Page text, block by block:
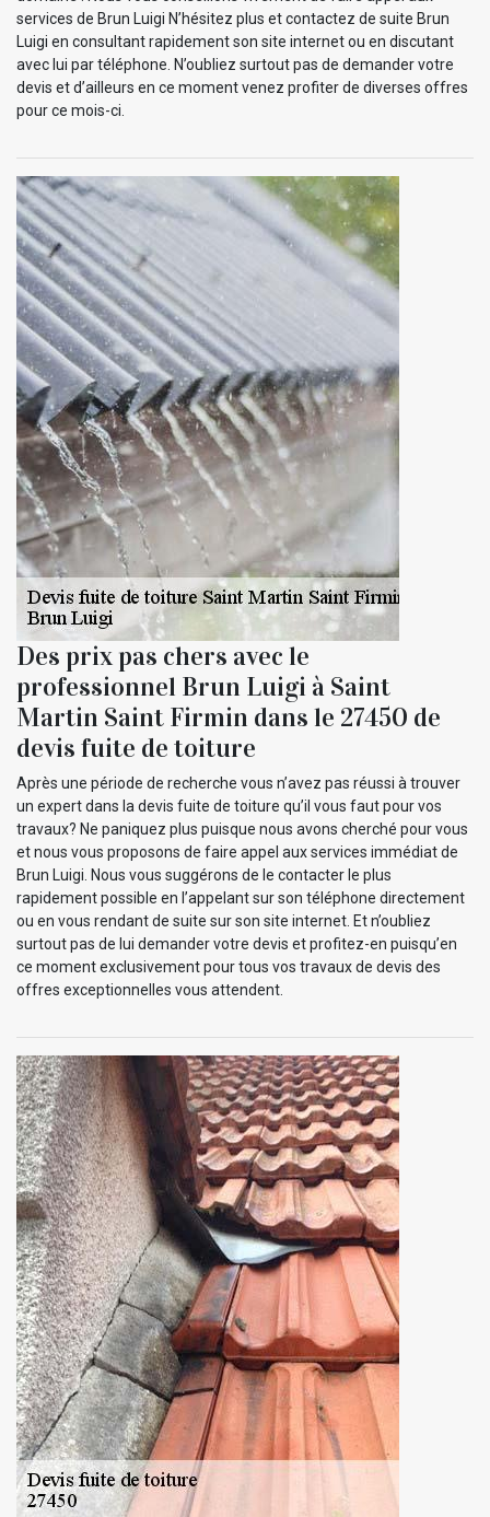
services de Brun Luigi N’hésitez plus et contactez de suite Brun
Luigi en consultant rapidement son site internet ou en discutant
avec lui par téléphone. N’oubliez surtout pas de demander votre
devis et d’ailleurs en ce moment venez profiter de diverses offres
pour ce mois-ci.
Des prix pas chers avec le
professionnel Brun Luigi à Saint
Martin Saint Firmin dans le 27450 de
devis fuite de toiture
Après une période de recherche vous n’avez pas réussi à trouver
un expert dans la devis fuite de toiture qu’il vous faut pour vos
travaux? Ne paniquez plus puisque nous avons cherché pour vous
et nous vous proposons de faire appel aux services immédiat de
Brun Luigi. Nous vous suggérons de le contacter le plus
rapidement possible en l’appelant sur son téléphone directement
ou en vous rendant de suite sur son site internet. Et n’oubliez
surtout pas de lui demander votre devis et profitez-en puisqu’en
ce moment exclusivement pour tous vos travaux de devis des
offres exceptionnelles vous attendent.